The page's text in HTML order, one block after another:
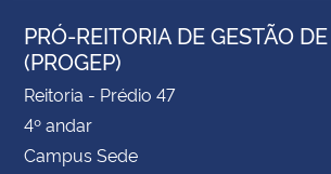
PRÓ-REITORIA DE GESTÃO
(PROGEP)
Reitoria - Prédio 47
4º andar
Campus Sede